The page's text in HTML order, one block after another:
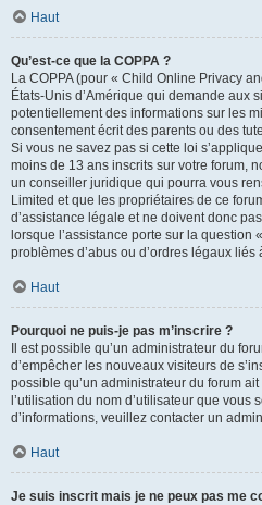
Haut
Qu’est-ce que la COPPA ?
La COPPA (pour « Child Online Privacy
États-Unis d’Amérique qui demande aux
potentiellement des informations sur les
consentement écrit des parents ou des
Si vous ne savez pas si cette loi
moins de 13 ans inscrits sur votre forum,
un conseiller juridique qui pourra vous
Limited et que les propriétaires de ce
d’assistance légale et ne doivent donc
lorsque l’assistance porte sur la question
problèmes d’abus ou d’ordres légaux liés
Haut
Pourquoi ne puis-je pas m’inscrire ?
Il est possible qu’un administrateur du
d’empêcher les nouveaux visiteurs de
possible qu’un administrateur du forum
l’utilisation du nom d’utilisateur que vous
d’informations, veuillez contacter un
Haut
Je suis inscrit mais je ne peux pas me